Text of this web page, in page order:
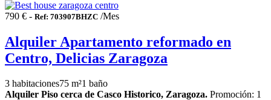
790 € - Ref: 703907BHZC /Mes
Alquiler Apartamento reformado en
Centro, Delicias Zaragoza
3 habitaciones75 m²1 baño
Alquiler Piso cerca de Casco Historico, Zaragoza. Promoción: 1